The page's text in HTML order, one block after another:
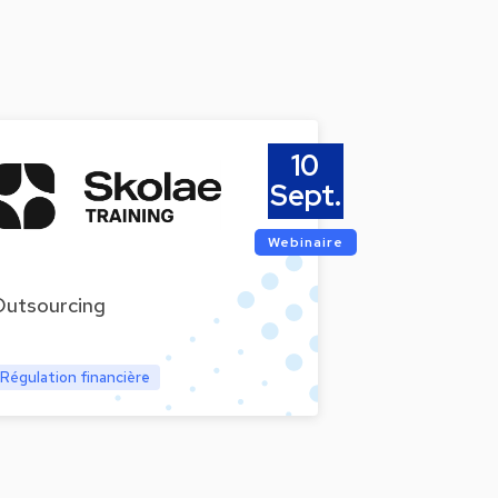
Régulation financière
10
Sept.
Webinaire